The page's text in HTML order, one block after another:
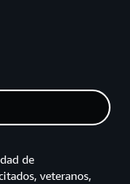
de
veteranos,